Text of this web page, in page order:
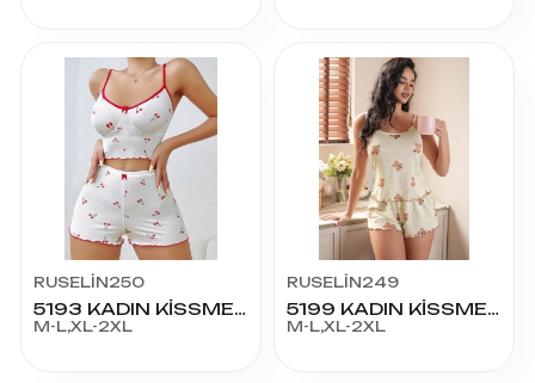
RUSELİN250
5193 KADIN KİSSME ŞORT
M-L,XL-2XL
RUSELİN249
5199 KADIN KİSSME ŞORT
M-L,XL-2XL